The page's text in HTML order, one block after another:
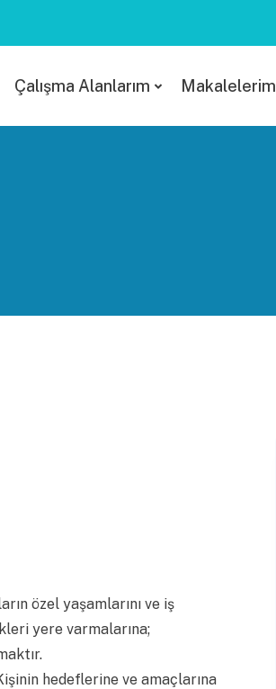
Çalışma Alanlarım Makalelerim
özel yaşamlarını ve iş
yere varmalarına;
hedeflerine ve amaçlarına